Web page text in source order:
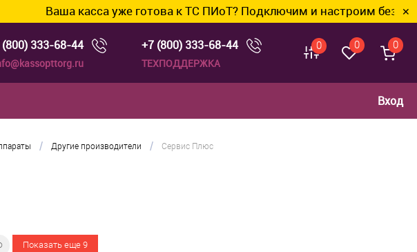
Ваша касса уже готова к ТС ПИоТ? Подключим и настроим без лишних✕
333-68-44 +7 (800) 333-68-44
ТЕХПОДДЕРЖКА
0 0 0
Вход
/ Другие производители / Сервис Плюс
Показать еще 9